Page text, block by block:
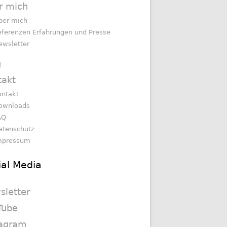
mich
mich
Erfahrungen und Presse
Media